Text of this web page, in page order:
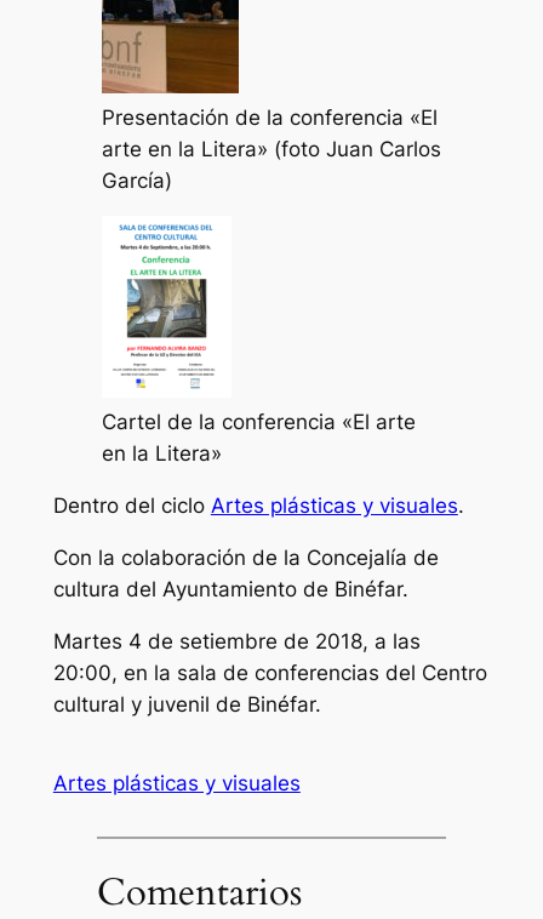
Presentación de la conferencia «El
arte en la Litera» (foto Juan Carlos
García)
Cartel de la conferencia «El arte
en la Litera»
Dentro del ciclo Artes plásticas y visuales.
Con la colaboración de la Concejalía de
cultura del Ayuntamiento de Binéfar.
Martes 4 de setiembre de 2018, a las
20:00, en la sala de conferencias del Centro
cultural y juvenil de Binéfar.
Artes plásticas y visuales
Comentarios